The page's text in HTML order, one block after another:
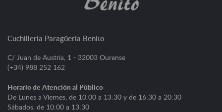
Cuchillería Paragüería Benito
C/ Juan de Austria, 1 - 32003 Ourense
(+34) 988 252 162
Horario de Atención al Público
De Lunes a Viernes, de 10:00 a 13:30 y de 16:30 a 20:30
Sábados, de 10:00 a 13:30